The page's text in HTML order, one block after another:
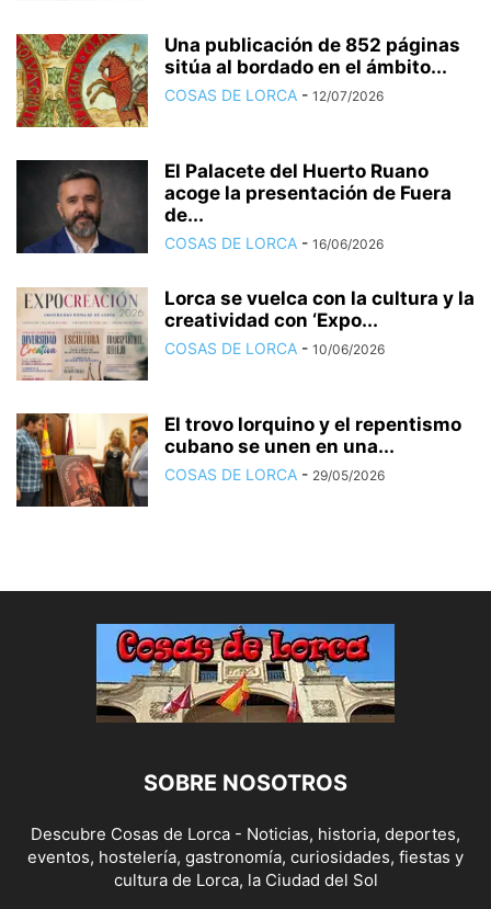
Una publicación de 852 páginas
sitúa al bordado en el ámbito...
COSAS DE LORCA - 12/07/2026
El Palacete del Huerto Ruano
acoge la presentación de Fuera
de...
COSAS DE LORCA - 16/06/2026
Lorca se vuelca con la cultura y la
creatividad con ‘Expo...
COSAS DE LORCA - 10/06/2026
El trovo lorquino y el repentismo
cubano se unen en una...
COSAS DE LORCA - 29/05/2026
SOBRE NOSOTROS
Descubre Cosas de Lorca - Noticias, historia, deportes,
eventos, hostelería, gastronomía, curiosidades, fiestas y
cultura de Lorca, la Ciudad del Sol